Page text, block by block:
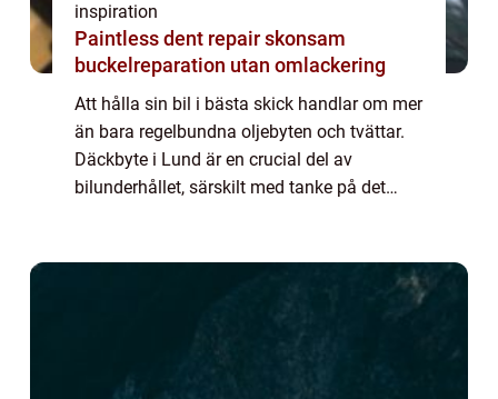
inspiration
Paintless dent repair skonsam
buckelreparation utan omlackering
Att hålla sin bil i bästa skick handlar om mer
än bara regelbundna oljebyten och tvättar.
Däckbyte i Lund är en crucial del av
bilunderhållet, särskilt med tanke på det